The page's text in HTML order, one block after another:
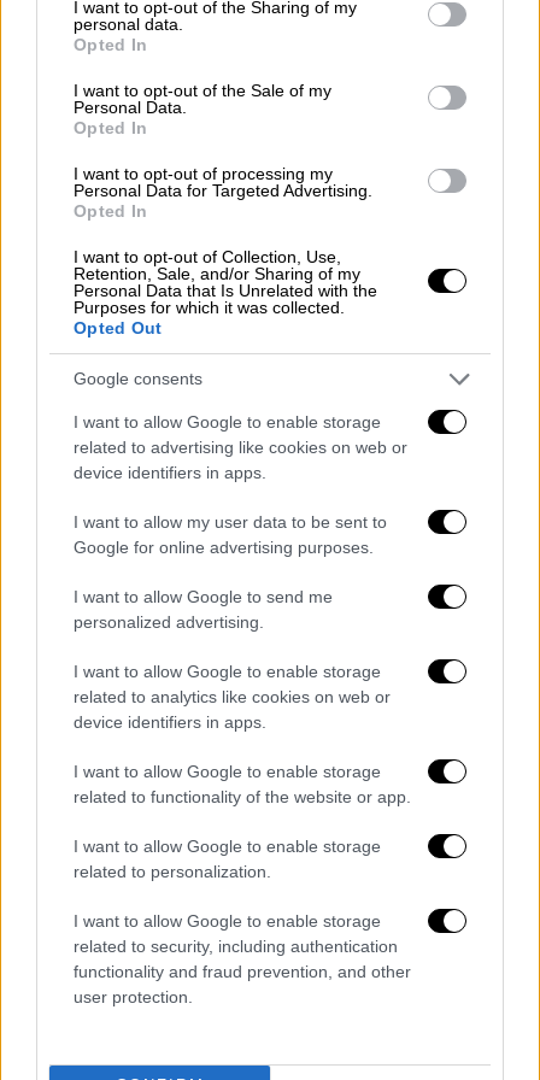
not limited to your visit or usage behaviour. You may click to
grant or deny consent to Google and its third-party tags to
use your data for below specified purposes in below Google
consent section.
I want to opt-out of the Sharing of my
personal data.
Opted In
I want to opt-out of the Sale of my
Personal Data.
Opted In
I want to opt-out of processing my
Personal Data for Targeted Advertising.
Opted In
I want to opt-out of Collection, Use,
Retention, Sale, and/or Sharing of my
Personal Data that Is Unrelated with the
Purposes for which it was collected.
Opted Out
Google consents
I want to allow Google to enable storage
related to advertising like cookies on web or
device identifiers in apps.
I want to allow my user data to be sent to
Google for online advertising purposes.
I want to allow Google to send me
personalized advertising.
I want to allow Google to enable storage
related to analytics like cookies on web or
device identifiers in apps.
I want to allow Google to enable storage
related to functionality of the website or app.
I want to allow Google to enable storage
related to personalization.
I want to allow Google to enable storage
related to security, including authentication
functionality and fraud prevention, and other
user protection.
κατάμεστη αίθουσα του
Μικτού Ορκωτού
Εφετείου , το ακροατήριο αντέδρασε στην
εκφώνησητης απόφασης. «Είναι
επικίνδυνος, τον αφήνετε ελεύθερο»,
σύνθημα «καμιά ποινή δεν είναι αρκετή για
κάθε μαφιόζο και κάθε
Ο αστυνομικός κρίθηκε ένοχος για εμπορία
ανθρώπων ομόφωνα, ενώ καταπλειοψηφία
κρίθηκε πως η πράξη του δεν τελέστηκε κατ'
επάγγελμα, ενώ συγχρόνως καταδικάστηκε
ενδοοικογενειακή
σωματική βλάβη και
για παράνομη οπλοκατοχή.
Ο δεύτερος κατηγορούμενος με το όνομα
, όπως
πρωτοδίκως, για πράξεις εμπορίας
γενετήσιων πράξεων και διακίνηση
ναρκωτικών.
Το δικαστήριο υιοθέτησε την πρόταση του
εισαγγελέα περί χορήγησηςελαφρυντικού
στους δύο, απορρίπτοντας το ελαφρυντικό
του πρότερου σύννομου βίου για τον
αστυνομικό. Σε προηγούμενη δικάσιμο ο
εισαγγελέας της έδρας είχε εισηγηθεί την
κατηγορούμενου, τους οποίους παρομοίασε
αιλουροειδήπου ξεχωρίζουν ζώα
αδύναμα και τα κυνηγούν